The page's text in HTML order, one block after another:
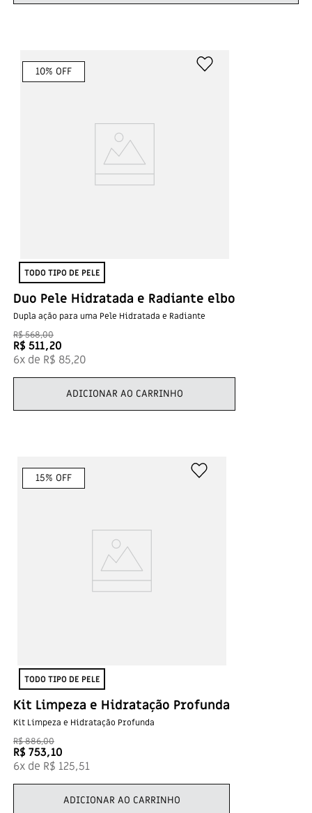
10% OFF
TODO TIPO DE PELE
Duo Pele Hidratada e Radiante elbo
Dupla ação para uma Pele Hidratada e Radiante
R$568,00
R$ 511,20
6x de R$ 85,20
ADICIONAR AO CARRINHO
15% OFF
TODO TIPO DE PELE
Kit Limpeza e Hidratação Profunda
Kit Limpeza e Hidratação Profunda
R$886,00
R$ 753,10
6x de R$ 125,51
ADICIONAR AO CARRINHO